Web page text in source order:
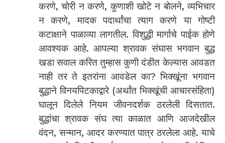
करणे, चोरी न करणे, कुणाशी खोटे न बोलने, व्यभिचार
न करणे, मादक पदार्थांचा त्याग करणे या गोष्टी
कटाक्षाने पाळाव्या लागतील. विशुद्धी मार्गाचे पाईक होणे
आवश्यक आहे. आपल्या श्रावक संघास भगवान बुद्ध
खडा सवाल करित तुम्हास कुणी दंडीत केल्यास आवडत
नाही तर ते इतरांना आवडेल का? भिक्खूंना भगवान
बुद्धाने विनयपिटकाद्वारे (अर्थांत भिक्खूंची आचारसंहिता)
घालून दिलेले नियम जीवनदर्शक ठरलेली दिसतात.
बुद्धांचा श्रावक संघ त्या काळात आणि आजदेखील
वंदन, सन्मान, आदर करण्यात पात्र ठरलेला आहे. याचे